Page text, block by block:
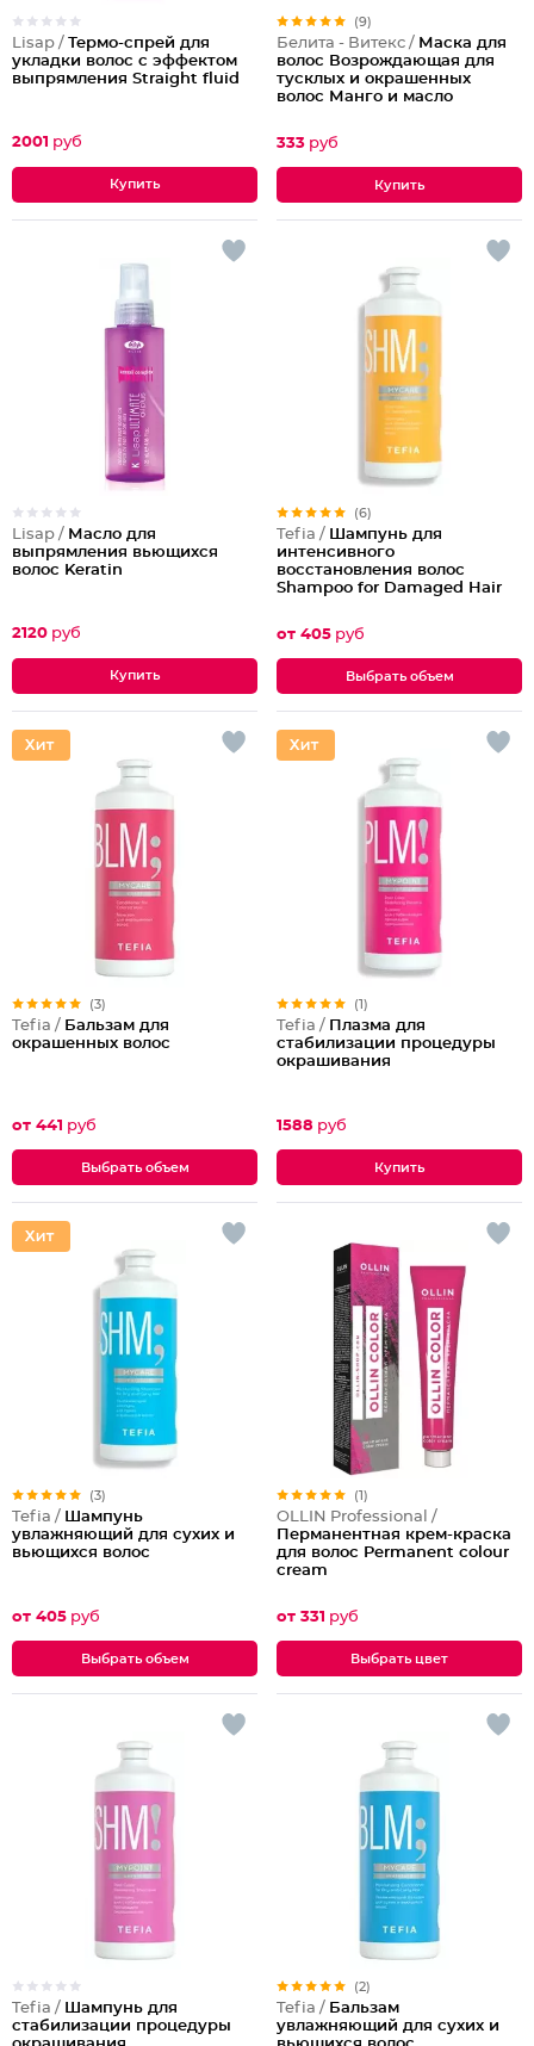
Lisap / Термо-спрей для
укладки волос с эффектом
выпрямления Straight fluid
2001 руб
(9)
Белита - Витекс / Маска для
волос Возрождающая для
тусклых и окрашенных
волос Манго и масло
333 руб
Lisap / Масло для
выпрямления вьющихся
волос Keratin
2120 руб
(6)
Tefia / Шампунь для
интенсивного
восстановления волос
Shampoo for Damaged Hair
от 405 руб
Выбрать объем
(3)
Tefia / Бальзам для
окрашенных волос
от 441 руб
Выбрать объем
(1)
Tefia / Плазма для
стабилизации процедуры
окрашивания
1588 руб
(3)
Tefia / Шампунь
увлажняющий для сухих и
вьющихся волос
от 405 руб
Выбрать объем
(1)
OLLIN Professional /
Перманентная крем-краска
для волос Permanent colour
cream
от 331 руб
Выбрать цвет
Tefia / Шампунь для
стабилизации процедуры
(2)
Tefia / Бальзам
увлажняющий для сухих и